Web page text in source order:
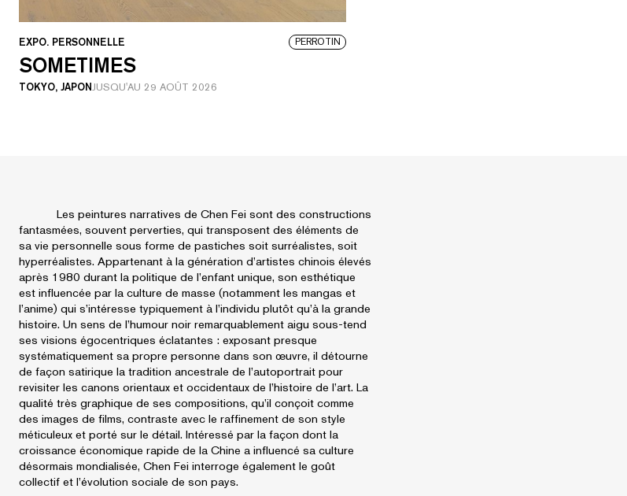
EXPO. PERSONNELLE PERROTIN
SOMETIMES
TOKYO, JAPONJUSQU'AU 29 AOÛT 2026
Les peintures narratives de Chen Fei sont des constructions
fantasmées, souvent perverties, qui transposent des éléments de
sa vie personnelle sous forme de pastiches soit surréalistes, soit
hyperréalistes. Appartenant à la génération d’artistes chinois élevés
après 1980 durant la politique de l’enfant unique, son esthétique
est influencée par la culture de masse (notamment les mangas et
l’anime) qui s’intéresse typiquement à l’individu plutôt qu’à la grande
histoire. Un sens de l’humour noir remarquablement aigu sous-tend
ses visions égocentriques éclatantes : exposant presque
systématiquement sa propre personne dans son œuvre, il détourne
de façon satirique la tradition ancestrale de l’autoportrait pour
revisiter les canons orientaux et occidentaux de l’histoire de l’art. La
qualité très graphique de ses compositions, qu’il conçoit comme
des images de films, contraste avec le raffinement de son style
méticuleux et porté sur le détail. Intéressé par la façon dont la
croissance économique rapide de la Chine a influencé sa culture
désormais mondialisée, Chen Fei interroge également le goût
collectif et l’évolution sociale de son pays.